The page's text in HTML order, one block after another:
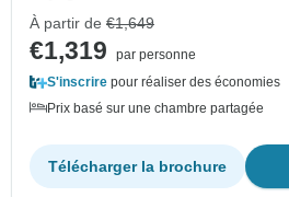
À partir de €1,649
€1,319
par personne
S'inscrire pour réaliser des économies
Prix basé sur une chambre partagée
Télécharger la brochure